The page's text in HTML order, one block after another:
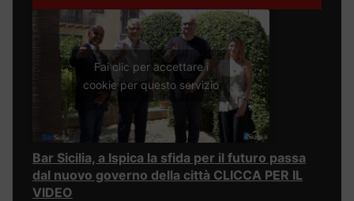
Fai clic per accettare i
cookie per questo servizio
Bar Sicilia, a Ispica la sfida per il futuro passa
dal nuovo governo della città CLICCA PER IL
VIDEO